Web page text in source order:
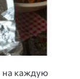
на каждую